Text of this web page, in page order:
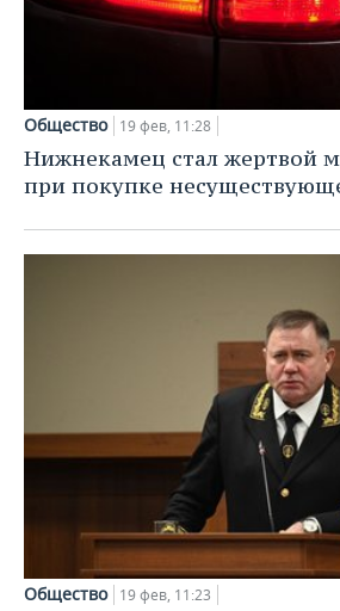
Общество 19 фев, 11:28
Нижнекамец стал жертвой
при покупке
Общество 19 фев, 11:23